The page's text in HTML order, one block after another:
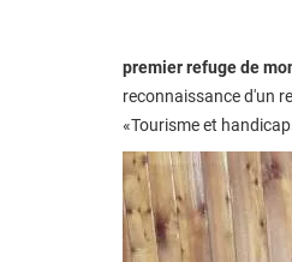
premier refuge de
reconnaissance d'un
«Tourisme et